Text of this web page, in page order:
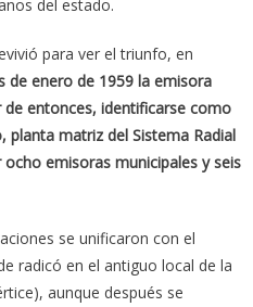
del estado.
para ver el triunfo, en
de enero de 1959 la emisora
entonces, identificarse como
planta matriz del Sistema Radial
emisoras municipales y seis
se unificaron con el
radicó en el antiguo local de la
aunque después se